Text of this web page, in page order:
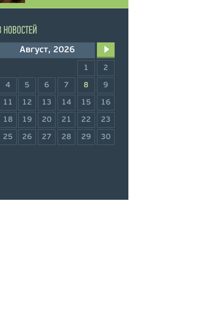
НОВОСТЕЙ
Август, 2026
1 2
4 5 6 7 8 9
11 12 13 14 15 16
18 19 20 21 22 23
25 26 27 28 29 30